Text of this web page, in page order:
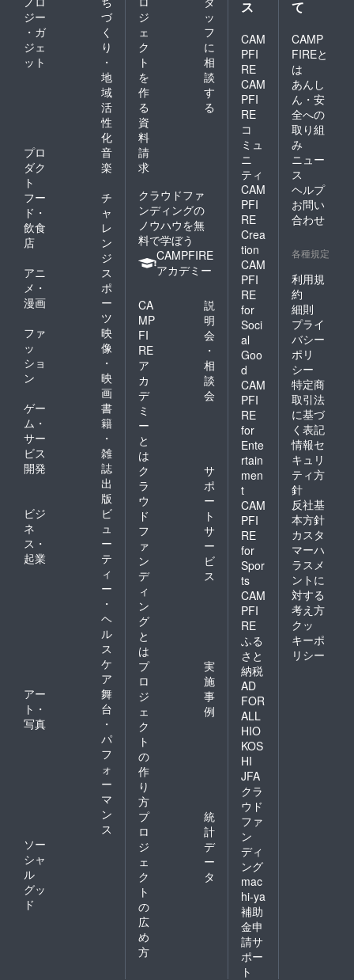
ジー
・ガ
ジェ
ット
づ
く
り
・
地
域
活
性
化
プロ
ダク
ト
音
楽
フー
ド・
飲食
店
チ
ャ
レ
ン
ジ
アニ
メ・
漫画
ス
ポ
ー
ツ
ファ
ッ
ショ
ン
映
像
・
映
画
ゲー
ム・
サー
ビス
開発
書
籍
・
雑
誌
出
版
ビジ
ネ
ス・
起業
ビ
ュ
ー
テ
ィ
ー
・
ヘ
ル
ス
ケ
ア
アー
ト・
写真
舞
台
・
パ
フ
ォ
ー
マ
ン
ス
ソー
シャ
ル
グッ
ド
ジ
ェ
ク
ト
を
作
る
ッ
フ
に
相
談
す
る
資
料
請
求
クラウドファ
ンディングの
ノウハウを無
料で学ぼう
CAMPFIRE
アカデミー
CA
MP
FI
RE
ア
カ
デ
ミ
ー
と
は
説
明
会
・
相
談
会
ク
ラ
ウ
ド
フ
ァ
ン
デ
ィ
ン
グ
と
は
サ
ポ
ー
ト
サ
ー
ビ
ス
プ
ロ
ジ
ェ
ク
ト
の
作
り
方
実
施
事
例
プ
ロ
ジ
ェ
ク
ト
の
広
め
方
統
計
デ
ー
タ
ス
CAM
PFI
RE
CAM
PFI
RE
コ
ミュ
ニ
ティ
CAM
PFI
RE
Crea
tion
CAM
PFI
RE
for
Soci
al
Goo
d
CAM
PFI
RE
for
Ente
rtain
men
t
CAM
PFI
RE
for
Spor
ts
CAM
PFI
RE
ふる
さと
納税
AD
FOR
ALL
HIO
KOS
HI
JFA
クラ
ウド
ファ
ン
ディ
ング
mac
hi-ya
補助
金申
請サ
ポー
ト
て
CAMP
FIREと
は
あんし
ん・安
全への
取り組
み
ニュー
ス
ヘルプ
お問い
合わせ
各種規定
利用規
約
細則
プライ
バシー
ポリ
シー
特定商
取引法
に基づ
く表記
情報セ
キュリ
ティ方
針
反社基
本方針
カスタ
マーハ
ラスメ
ントに
対する
考え方
クッ
キーポ
リシー